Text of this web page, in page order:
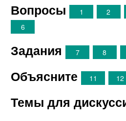
Вопросы 1 2
6
Задания 7 8
Объясните 11 12
Темы для